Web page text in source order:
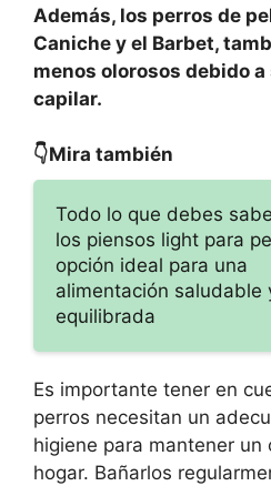
Además, los perros de
Caniche y el Barbet,
menos olorosos debido
capilar.
👇Mira también
Todo lo que debes
los piensos light para
opción ideal para una
alimentación saludable
equilibrada
Es importante tener en
perros necesitan un
higiene para mantener un
hogar. Bañarlos